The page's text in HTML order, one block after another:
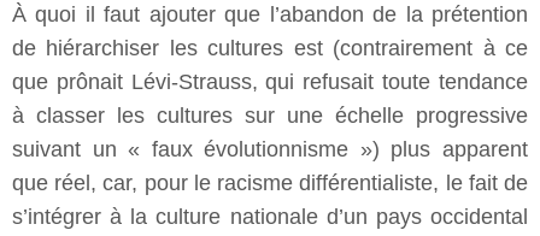
À quoi il faut ajouter que l’abandon de la prétention
de hiérarchiser les cultures est (contrairement à ce
que prônait Lévi-Strauss, qui refusait toute tendance
à classer les cultures sur une échelle progressive
suivant un « faux évolutionnisme ») plus apparent
que réel, car, pour le racisme différentialiste, le fait de
s’intégrer à la culture nationale d’un pays occidental